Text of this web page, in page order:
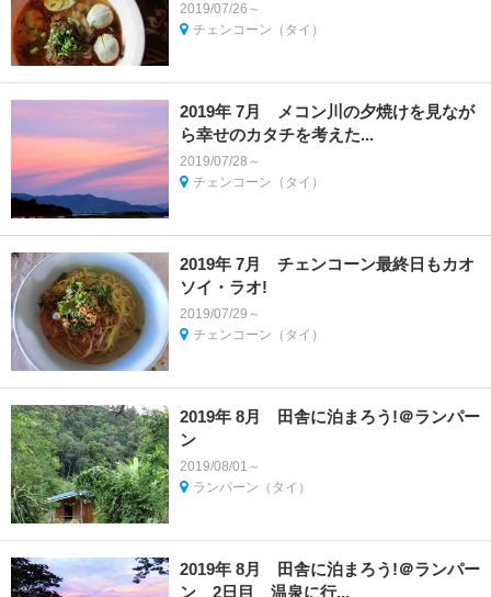
2019/07/26～
チェンコーン（タイ）
2019年 7月 メコン川の夕焼けを見なが
ら幸せのカタチを考えた...
2019/07/28～
チェンコーン（タイ）
2019年 7月 チェンコーン最終日もカオ
ソイ・ラオ!
2019/07/29～
チェンコーン（タイ）
2019年 8月 田舎に泊まろう!＠ランパー
ン
2019/08/01～
ランパーン（タイ）
2019年 8月 田舎に泊まろう!＠ランパー
ン 2日目 温泉に行...